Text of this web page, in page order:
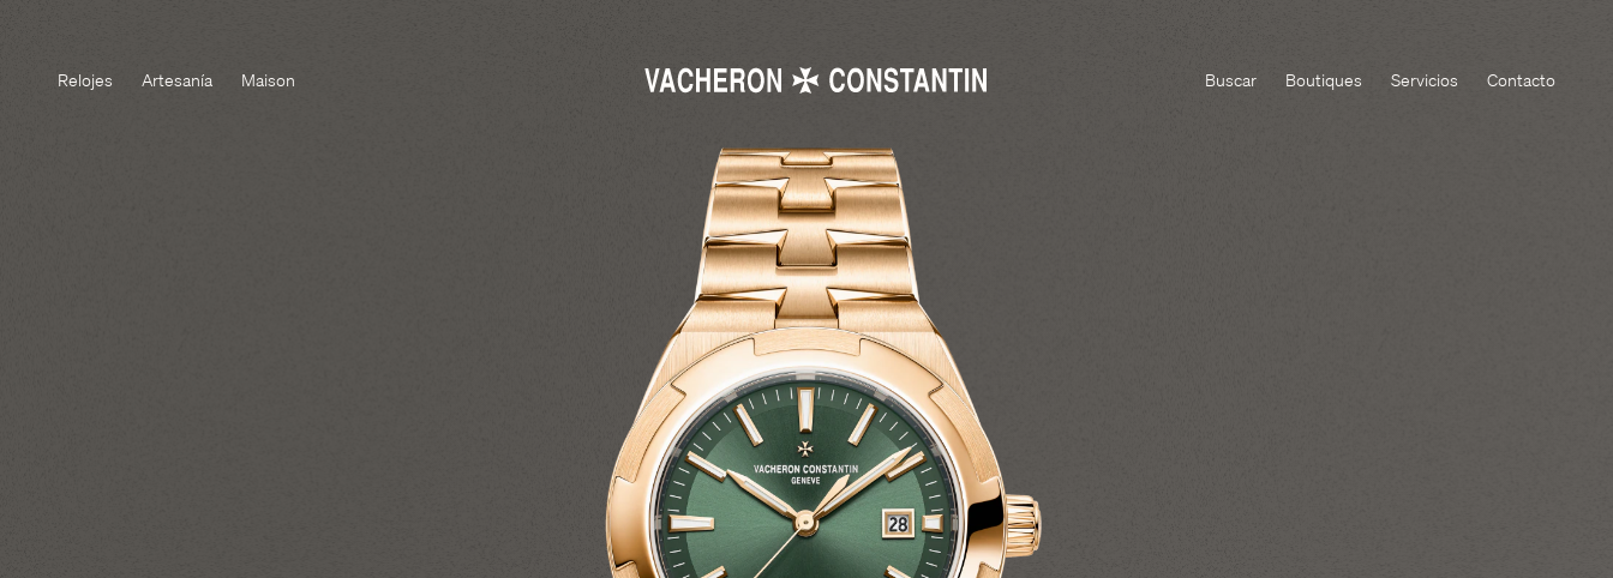
Relojes Artesanía Maison Buscar Boutiques Servicios Contacto